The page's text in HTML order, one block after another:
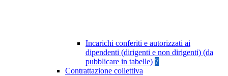
Incarichi conferiti e autorizzati ai
dipendenti (dirigenti e non dirigenti) (da
pubblicare in tabelle) 7
Contrattazione collettiva